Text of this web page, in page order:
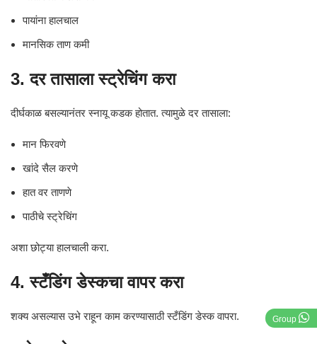
Group
पायांना हालचाल
मानसिक ताण कमी
3. दर तासाला स्ट्रेचिंग करा
दीर्घकाळ बसल्यानंतर स्नायू कडक होतात. त्यामुळे दर तासाला:
मान फिरवणे
खांदे सैल करणे
हात वर ताणणे
पाठीचे स्ट्रेचिंग
अशा छोट्या हालचाली करा.
4. स्टँडिंग डेस्कचा वापर करा
शक्य असल्यास उभे राहून काम करण्यासाठी स्टँडिंग डेस्क वापरा.